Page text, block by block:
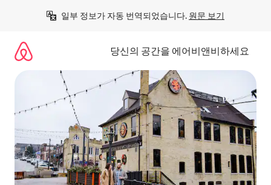
일부 정보가 자동 번역되었습니다. 원문 보기
당신의 공간을 에어비앤비하세요